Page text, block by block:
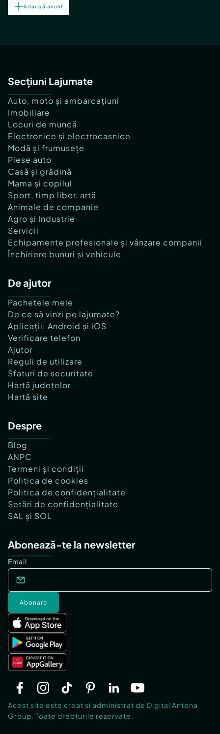
Adaugă anunț
Secțiuni Lajumate
Auto, moto și ambarcațiuni
Imobiliare
Locuri de muncă
Electronice și electrocasnice
Modă și frumusețe
Piese auto
Casă și grădină
Mama și copilul
Sport, timp liber, artă
Animale de companie
Agro și Industrie
Servicii
Echipamente profesionale și vânzare companii
Închiriere bunuri și vehicule
De ajutor
Pachetele mele
De ce să vinzi pe lajumate?
Aplicații: Android și iOS
Verificare telefon
Ajutor
Reguli de utilizare
Sfaturi de securitate
Hartă județelor
Hartă site
Despre
Blog
ANPC
Termeni și condiții
Politica de cookies
Politica de confidențialitate
Setări de confidențialitate
SAL și SOL
Abonează-te la newsletter
Email
Abonare
Acest site este creat si administrat de Digital Antena
Group. Toate drepturile rezervate.